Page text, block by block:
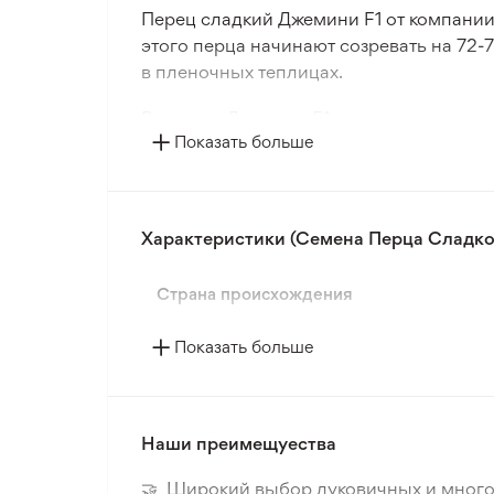
Перец сладкий Джемини F1 от
этого перца начинают созревать на
в пленочных теплицах.
плодов средней массой 320-400 г,
развивается даже в стрессовых
предварительного замачивания.
Показать больше
Характеристики (Семена Перца
Страна происхождения
Показать больше
Наши преимещуества
🤝 Широкий выбор луковичных и